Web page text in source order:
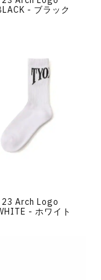
- ブラック
23 Arch Logo
- ホワイト